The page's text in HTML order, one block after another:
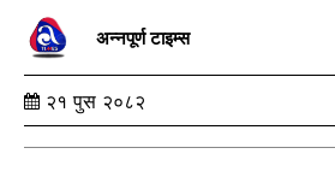
अन्नपूर्ण टाइम्स
२१ पुस २०८२